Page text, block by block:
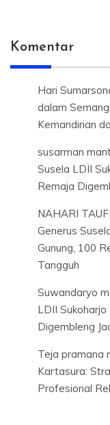
Komentar
Hari
dalam
Kemandirian
susarman
Susela LDII
Remaja
NAHARI
Generus
Gunung, 100
Tangguh
Suwandaryo
LDII
Digembleng
Teja pramana
Kartasura:
Profesional